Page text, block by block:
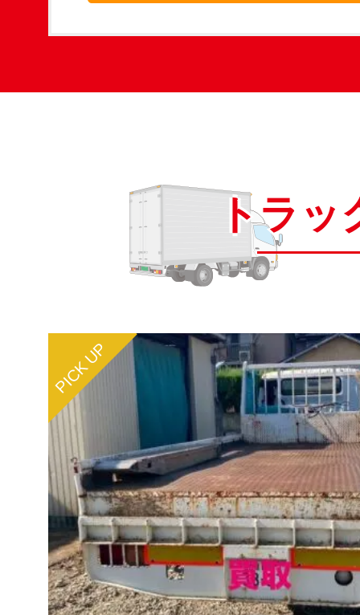
トラ
PICK UP